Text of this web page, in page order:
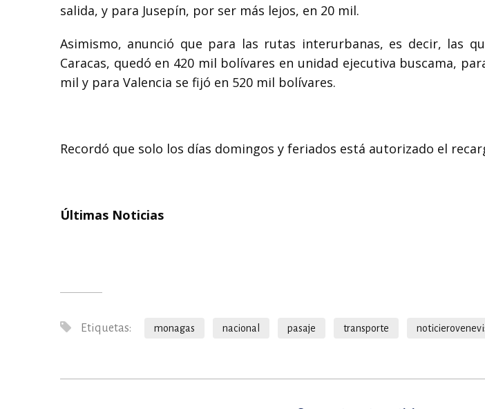
salida, y para Jusepín, por ser más lejos, en 20 mil.
Asimismo, anunció que para las rutas interurbanas, es decir, las
Caracas, quedó en 420 mil bolívares en unidad ejecutiva buscama,
mil y para Valencia se fijó en 520 mil bolívares.
Recordó que solo los días domingos y feriados está autorizado el
Últimas Noticias
Etiquetas: monagas nacional pasaje transporte